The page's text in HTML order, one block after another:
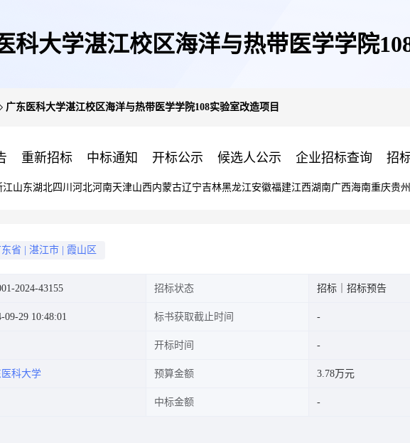
科大学湛江校区海洋与热带医学学院
广东医科大学湛江校区海洋与热带医学学院108实验室改造项目
重新招标 中标通知 开标公示 候选人公示 企业招标查询 招
江山东湖北四川 河北河南天津山西内蒙古辽宁吉林黑龙江安徽福建江西湖南广西海南重庆贵州
东省 湛江市 霞山区
2024-43155 招标状态 招标｜招标预告
09-29 10:48:01 标书获取截止时间
开标时间
科大学 预算金额 3.78万元
中标金额